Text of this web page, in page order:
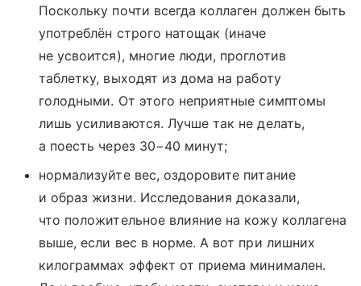
Поскольку почти всегда коллаген должен быть
употреблён строго натощак (иначе
не усвоится), многие люди, проглотив
таблетку, выходят из дома на работу
голодными. От этого неприятные симптомы
лишь усиливаются. Лучше так не делать,
а поесть через 30−40 минут;
нормализуйте вес, оздоровите питание
и образ жизни. Исследования доказали,
что положительное влияние на кожу коллагена
выше, если вес в норме. А вот при лишних
килограммах эффект от приема минимален.